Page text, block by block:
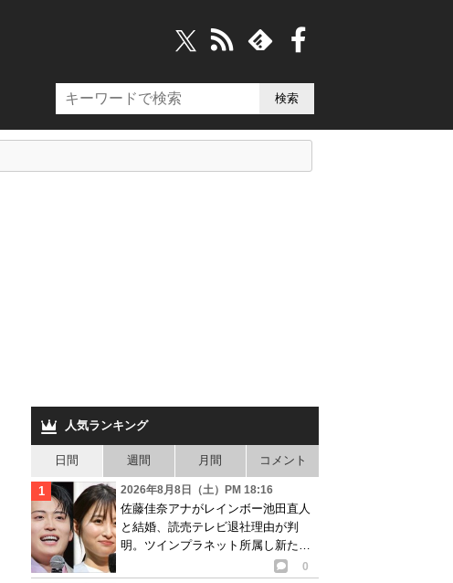
人気ランキング
日間 週間 月間 コメント
2026年8月8日（土）PM 18:16
佐藤佳奈アナがレインボー池田直人
と結婚、読売テレビ退社理由が判
明。ツインプラネット所属し新たな
0